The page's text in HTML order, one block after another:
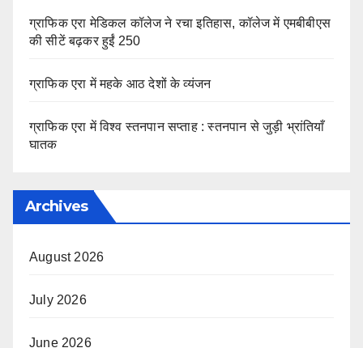
ग्राफिक एरा मेडिकल कॉलेज ने रचा इतिहास, कॉलेज में एमबीबीएस
की सीटें बढ़कर हुईं 250
ग्राफिक एरा में महके आठ देशों के व्यंजन
ग्राफिक एरा में विश्व स्तनपान सप्ताह : स्तनपान से जुड़ी भ्रांतियाँ
घातक
Archives
August 2026
July 2026
June 2026